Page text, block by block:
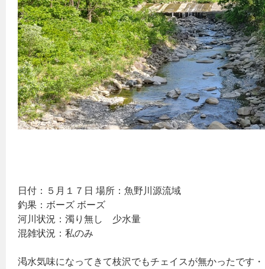
日付：５月１７日 場所：魚野川源流域
釣果：ボーズ ボーズ
河川状況：濁り無し 少水量
混雑状況：私のみ
渇水気味になってきて枝沢でもチェイスが無かったです